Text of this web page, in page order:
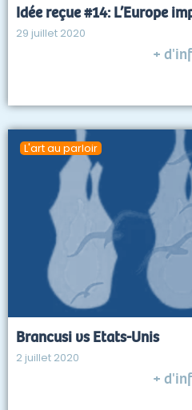
Idée reçue #14: L’Europe
29 juillet 2020
+
L'art au parloir
Brancusi vs Etats-Unis
2 juillet 2020
+